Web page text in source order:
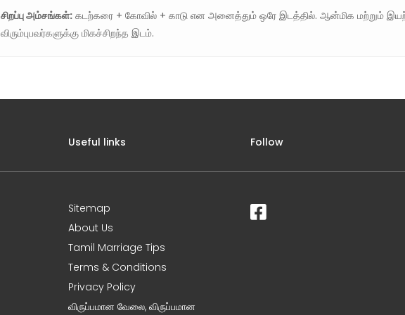
சிறப்பு அம்சங்கள்:கடற்கரை + கோவில் + காடு என அனைத்தும் ஒரே இடத்தில். ஆன்மிக மற்றும்
விரும்புபவர்களுக்கு மிகச்சிறந்த இடம்.
Useful links
Sitemap
About Us
Tamil Marriage Tips
Terms & Conditions
Privacy Policy
விருப்பமான வேலை, விருப்பமான
Follow